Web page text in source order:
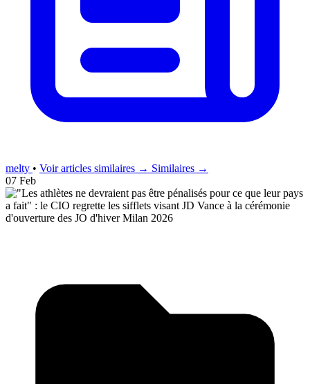
melty • Voir articles similaires → Similaires →
07 Feb